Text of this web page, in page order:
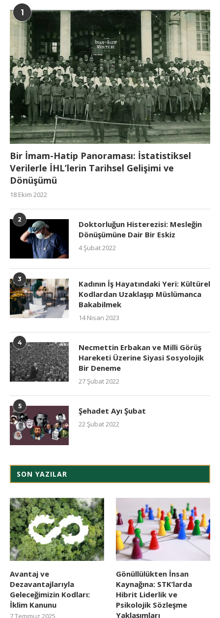
1
Bir İmam-Hatip Panoraması: İstatistiksel
Verilerle İHL’lerin Tarihsel Gelişimi ve
Dönüşümü
18 Ekim 2022
2
Doktorluğun Histerezisi: Mesleğin
Dönüşümüne Dair Bir Eskiz
4 Şubat 2022
3
Kadının İş Hayatındaki Yeri: Kültürel
Kodlardan Uzaklaşıp Müslümanca
Bakabilmek
14 Nisan 2023
4
Necmettin Erbakan ve Milli Görüş
Hareketi Üzerine Siyasi Sosyolojik
Bir Deneme
27 Şubat 2022
5 Şehadet Ayı Şubat
22 Şubat 2022
SON YAZILAR
Avantaj ve
Dezavantajlarıyla
Geleceğimizin Kodları:
İklim Kanunu
7 Temmuz 2025
Gönüllülükten İnsan
Kaynağına: STK’larda
Hibrit Liderlik ve
Psikolojik Sözleşme
Yaklaşımları